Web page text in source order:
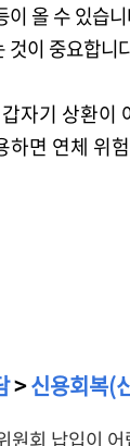
이 올 수 있습
것이 중요합니
갑자기 상환이
하면 연체 위
>신용회복(
원회 납입이